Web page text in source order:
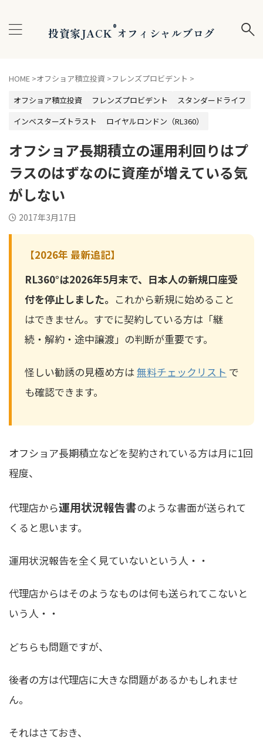
投資家JACK®オフィシャルブログ
HOME >オフショア積立投資 >フレンズプロビデント >
オフショア積立投資
フレンズプロビデント
スタンダードライフ
インベスターズトラスト
ロイヤルロンドン（RL360）
オフショア長期積立の運用利回りはプ
ラスのはずなのに資産が増えている気
がしない
2017年3月17日
【2026年 最新追記】
RL360°は2026年5月末で、日本人の新規口座受
付を停止しました。 これから新規に始めること
はできません。すでに契約している方は「継
続・解約・途中譲渡」の判断が重要です。
怪しい勧誘の見極め方は無料チェックリスト で
も確認できます。
オフショア長期積立などを契約されている方は月に1回
程度、
代理店から運用状況報告書のような書面が送られて
くると思います。
運用状況報告を全く見ていないという人・・
代理店からはそのようなものは何も送られてこないと
いう人・・
どちらも問題ですが、
後者の方は代理店に大きな問題があるかもしれませ
ん。
それはさておき、